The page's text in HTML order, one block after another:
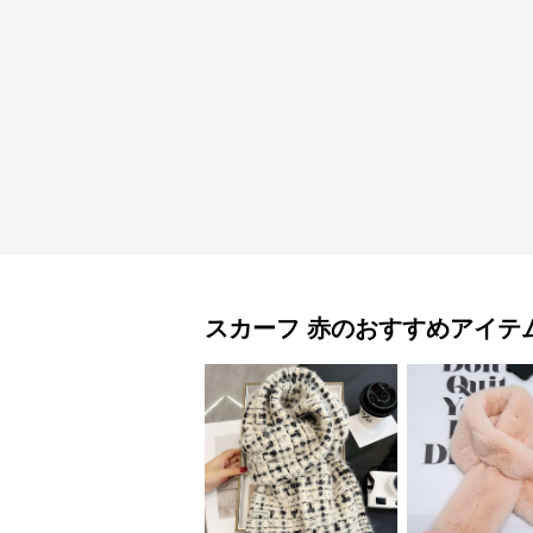
スカーフ 赤のおすすめアイテ